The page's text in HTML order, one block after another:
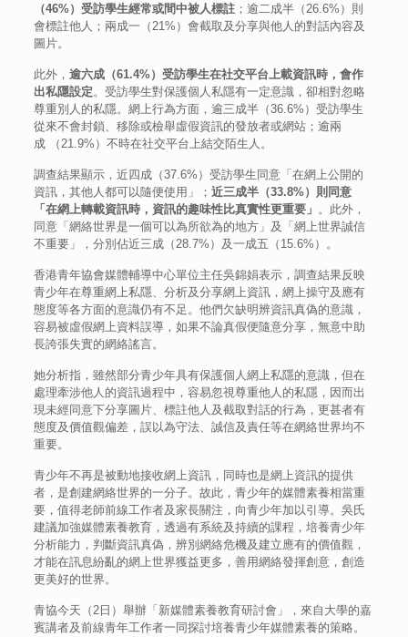
（46%）受訪學生經常或間中被人標註 ；逾二成半（26.6%）則
會標註他人；兩成一（21%）會截取及分享與他人的對話內容及
圖片。
此外，逾六成（61.4%）受訪學生在社交平台上載資訊時，會作
出私隱設定。受訪學生對保護個人私隱有一定意識，卻相對忽略
尊重別人的私隱。網上行為方面，逾三成半（36.6%）受訪學生
從來不會封鎖、移除或檢舉虛假資訊的發放者或網站；逾兩
成 （21.9%）不時在社交平台上結交陌生人。
調查結果顯示，近四成（37.6%）受訪學生同意「在網上公開的
資訊，其他人都可以隨便使用」；近三成半（33.8%）則同意
「在網上轉載資訊時，資訊的趣味性比真實性更重要」 。此外，
同意「網絡世界是一個可以為所欲為的地方」及「網上世界誠信
不重要」，分別佔近三成（28.7%）及一成五（15.6%）。
香港青年協會媒體輔導中心單位主任吳錦娟表示，調查結果反映
青少年在尊重網上私隱、分析及分享網上資訊，網上操守及應有
態度等各方面的意識仍有不足。他們欠缺明辨資訊真偽的意識，
容易被虛假網上資料誤導，如果不論真假便隨意分享，無意中助
長誇張失實的網絡謠言。
她分析指，雖然部分青少年具有保護個人網上私隱的意識，但在
處理牽涉他人的資訊過程中，容易忽視尊重他人的私隱，因而出
現未經同意下分享圖片、標註他人及截取對話的行為，更甚者有
態度及價值觀偏差，誤以為守法、誠信及責任等在網絡世界均不
重要。
青少年不再是被動地接收網上資訊，同時也是網上資訊的提供
者，是創建網絡世界的一分子。故此，青少年的媒體素養相當重
要，值得老師前線工作者及家長關注，向青少年加以引導。吳氏
建議加強媒體素養教育，透過有系統及持續的課程，培養青少年
分析能力，判斷資訊真偽，辨別網絡危機及建立應有的價值觀，
才能在訊息紛亂的網上世界獲益更多，善用網絡發揮創意，創造
更美好的世界。
青協今天（2日）舉辦「新媒體素養教育研討會」，來自大學的嘉
賓講者及前線青年工作者一同探討培養青少年媒體素養的策略。